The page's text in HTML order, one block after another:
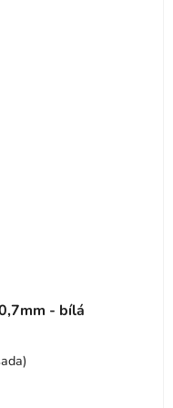
- bílá
)